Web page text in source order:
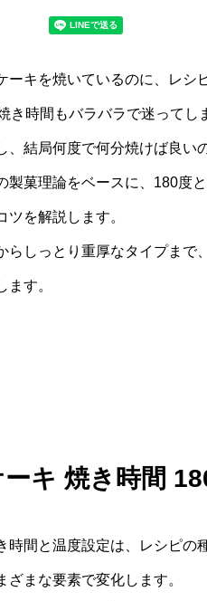
ーキを焼いているのに、レ
き時間もバラバラで迷ってし
、結局何度で何分焼けば良い
製菓理論をベースに、180度
ツを解説します。
らしっとり重厚なタイプま
す。
キ 焼き時間
時間と温度設定は、レシピ
まな要素で変化します。